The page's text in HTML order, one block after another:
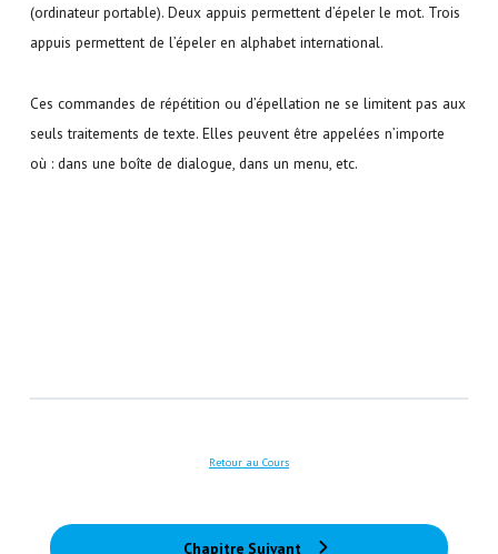
(ordinateur portable). Deux appuis permettent d’épeler le mot. Trois
appuis permettent de l’épeler en alphabet international.
Ces commandes de répétition ou d’épellation ne se limitent pas aux
seuls traitements de texte. Elles peuvent être appelées n’importe
où : dans une boîte de dialogue, dans un menu, etc.
Retour au Cours
Chapitre Suivant